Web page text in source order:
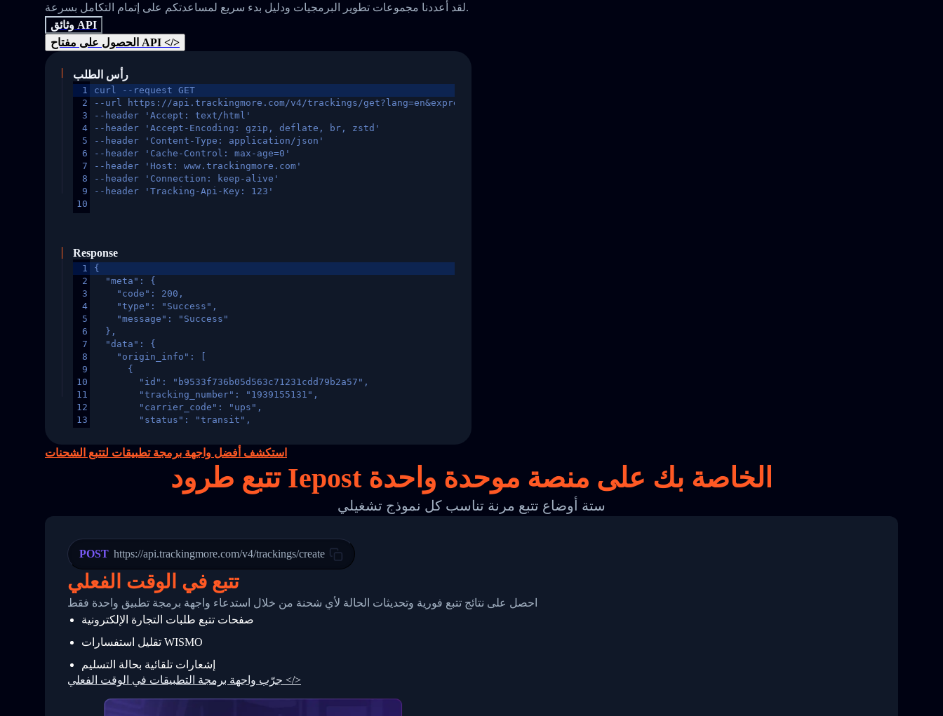
لقد أعددنا مجموعات تطوير البرمجيات ودليل بدء سريع لمساعدتكم على إتمام التكامل بسرعة.
وثائق API
الحصول على مفتاح API </>
رأس الطلب
1
2
3
4
5
6
7
8
9
10
curl --request GET
--url https://api.trackingmore.com/v4/trackings/get?lang=en&express=ups&tracknumber=1939155131
--header 'Accept: text/html'
--header 'Accept-Encoding: gzip, deflate, br, zstd'
--header 'Content-Type: application/json'
--header 'Cache-Control: max-age=0'
--header 'Host: www.trackingmore.com'
--header 'Connection: keep-alive'
--header 'Tracking-Api-Key: 123'
Response
1
2
3
4
5
6
7
8
9
10
11
12
13
15
16
24
25
26
27
28
29
31
33
34
{
  "meta": {
    "code": 200,
    "type": "Success",
    "message": "Success"
  },
  "data": {
    "origin_info": [
      {
        "id": "b9533f736b05d563c71231cdd79b2a57",
        "tracking_number": "1939155131",
        "carrier_code": "ups",
        "status": "transit",
        "destination_country": "United States",
        "itemTimeLength": 2,
        "phone": null,
        "trackinfo": [
            "Details": "Departed Facility in HONG KONG-HONG KONG, HONG KONG-HONG KONG,2017-03-08 04:22:00"
          },
          {
            "Date": "2017-03-06 15:28:00",
            "StatusDescription": "Shipment picked up",
            "Details": "BEIJING-CHINA,PEOPLES REPUBLIC"
          }
        ]
      }
    ]
  }
}
استكشف أفضل واجهة برمجة تطبيقات لتتبع الشحنات
تتبع طرود Iepost الخاصة بك على منصة موحدة واحدة
ستة أوضاع تتبع مرنة تناسب كل نموذج تشغيلي
POST https://api.trackingmore.com/v4/trackings/create
تتبع في الوقت الفعلي
احصل على نتائج تتبع فورية وتحديثات الحالة لأي شحنة من خلال استدعاء واجهة برمجة تطبيق واحدة فقط
صفحات تتبع طلبات التجارة الإلكترونية
تقليل استفسارات WISMO
إشعارات تلقائية بحالة التسليم
جرّب واجهة برمجة التطبيقات في الوقت الفعلي </>